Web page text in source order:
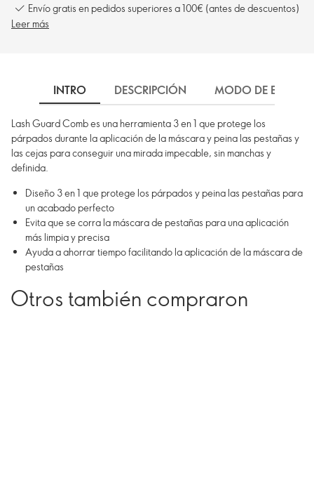
Envío gratis en pedidos superiores a 100€ (antes de descuentos)
Leer más
INTRO DESCRIPCIÓN MODO DE EMPLEO
Lash Guard Comb es una herramienta 3 en 1 que protege los
párpados durante la aplicación de la máscara y peina las pestañas y
las cejas para conseguir una mirada impecable, sin manchas y
definida.
Diseño 3 en 1 que protege los párpados y peina las pestañas para
un acabado perfecto
Evita que se corra la máscara de pestañas para una aplicación
más limpia y precisa
Ayuda a ahorrar tiempo facilitando la aplicación de la máscara de
pestañas
Otros también compraron